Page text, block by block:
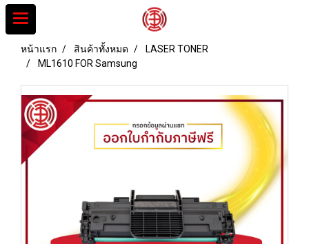
หน้าแรก สินค้าทั้งหมด
LASER TONER
ML1610 FOR Samsung